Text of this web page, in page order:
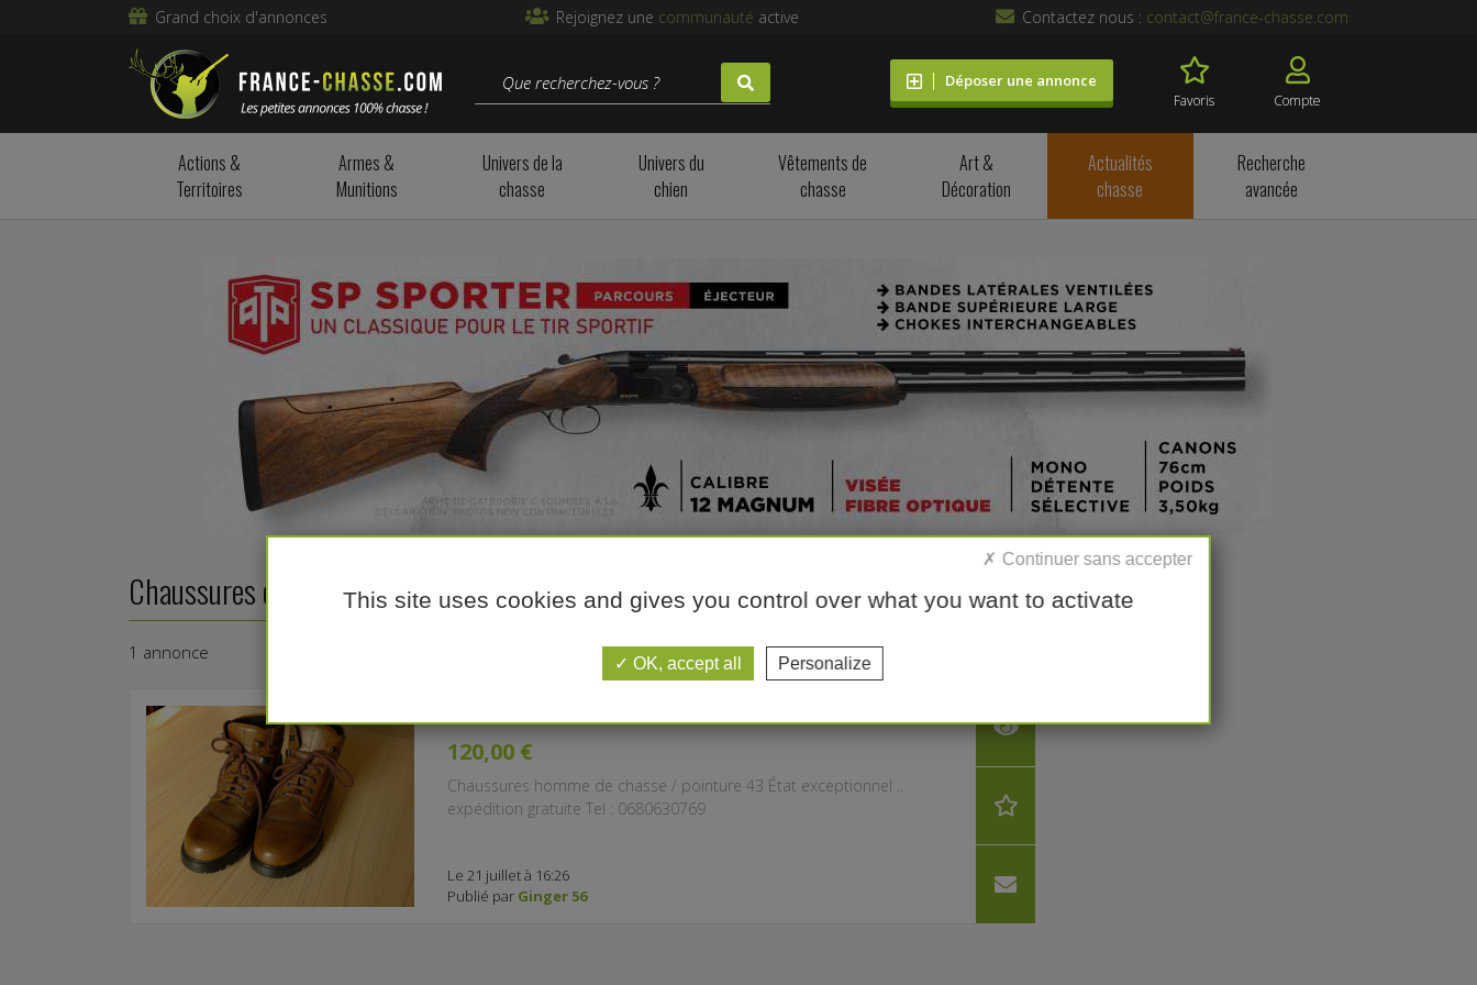
Grand choix d'annonces Rejoignez une communauté active Contactez nous : contact@france-chasse.com
Déposer une annonce
Favoris Compte
Actions &
Territoires
Armes &
Munitions
Univers de la
chasse
Univers du
chien
Vêtements de
chasse
Art &
Décoration
Actualités
chasse
Recherche
avancée
Chaussures de chasse
1 annonce Trier :
CHAUSSURES de CHASSE
120,00 €
Chaussures homme de chasse / pointure 43 État exceptionnel ..
expédition gratuite Tel : 0680630769
Le 21 juillet à 16:26
Publié par Ginger 56
This site uses cookies and gives you control over what you want to activate
OK, accept all Personalize